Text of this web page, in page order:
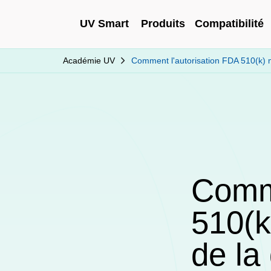
UV Smart Produits Compatibilité
Académie UV Comment l'autorisation FDA 510(k)
de la